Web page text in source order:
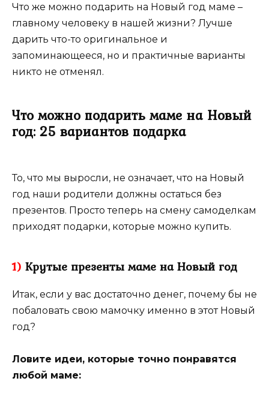
Что же можно подарить на Новый год маме –
главному человеку в нашей жизни? Лучше
дарить что-то оригинальное и
запоминающееся, но и практичные варианты
никто не отменял.
Что можно подарить маме на Новый
год: 25 вариантов подарка
То, что мы выросли, не означает, что на Новый
год наши родители должны остаться без
презентов. Просто теперь на смену самоделкам
приходят подарки, которые можно купить.
1) Крутые презенты маме на Новый год
Итак, если у вас достаточно денег, почему бы не
побаловать свою мамочку именно в этот Новый
год?
Ловите идеи, которые точно понравятся
любой маме: